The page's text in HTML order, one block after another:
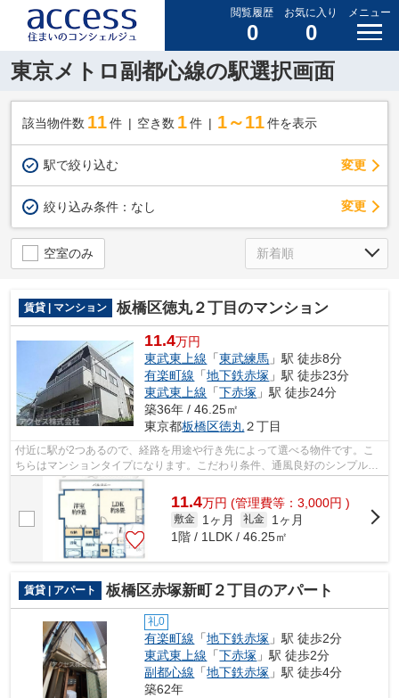
閲覧履歴
0
お気に入り
0
メニュー
東京メトロ副都心線の駅選択画面
該当物件数 11件 空き数 1 件 1～11 件を表示
駅で絞り込む 変更
絞り込み条件： なし 変更
空室のみ
賃貸 | マンション 板橋区徳丸２丁目のマンション
11.4万円
東武東上線 「東武練馬 」駅 徒歩8分
有楽町線 「地下鉄赤塚 」駅 徒歩23分
東武東上線 「下赤塚 」駅 徒歩24分
築36年 / 46.25㎡
東京都板橋区徳丸２丁目
付近に駅が2つあるので、経路を用途や行き先によって選べる物件です。こ
ちらはマンションタイプになります。こだわり条件、通風良好のシンプルな
作りのマンションです。気分が落ちた時...
11.4万円 (管理費等：3,000円 )
敷金 1ヶ月 礼金
1ヶ月
1階 / 1LDK / 46.25㎡
賃貸 | アパート 板橋区赤塚新町２丁目のアパート
礼0
有楽町線 「地下鉄赤塚 」駅 徒歩2分
東武東上線 「下赤塚 」駅 徒歩2分
副都心線 「地下鉄赤塚 」駅 徒歩4分
築62年